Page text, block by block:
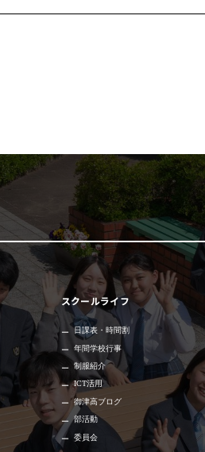
スクールライフ
日課表・時間割
年間学校行事
制服紹介
ICT活用
御津高ブログ
部活動
委員会